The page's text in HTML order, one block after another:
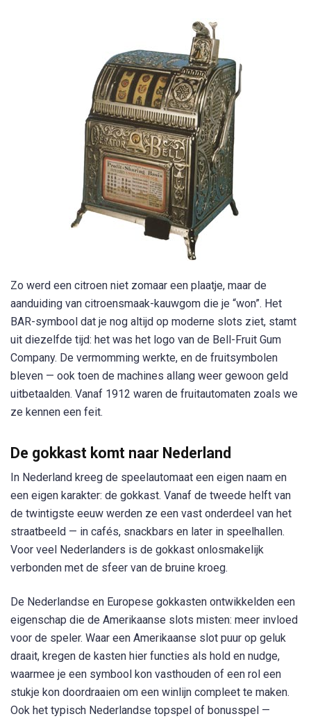
Zo werd een citroen niet zomaar een plaatje, maar de
aanduiding van citroensmaak-kauwgom die je “won”. Het
BAR-symbool dat je nog altijd op moderne slots ziet, stamt
uit diezelfde tijd: het was het logo van de Bell-Fruit Gum
Company. De vermomming werkte, en de fruitsymbolen
bleven — ook toen de machines allang weer gewoon geld
uitbetaalden. Vanaf 1912 waren de fruitautomaten zoals we
ze kennen een feit.
De gokkast komt naar Nederland
In Nederland kreeg de speelautomaat een eigen naam en
een eigen karakter: de gokkast. Vanaf de tweede helft van
de twintigste eeuw werden ze een vast onderdeel van het
straatbeeld — in cafés, snackbars en later in speelhallen.
Voor veel Nederlanders is de gokkast onlosmakelijk
verbonden met de sfeer van de bruine kroeg.
De Nederlandse en Europese gokkasten ontwikkelden een
eigenschap die de Amerikaanse slots misten: meer invloed
voor de speler. Waar een Amerikaanse slot puur op geluk
draait, kregen de kasten hier functies als hold en nudge,
waarmee je een symbool kon vasthouden of een rol een
stukje kon doordraaien om een winlijn compleet te maken.
Ook het typisch Nederlandse topspel of bonusspel —